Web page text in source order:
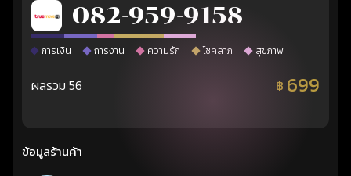
082-959-9158
การเงิน การงาน ความรัก โชคลาภ สุขภาพ
ผลรวม 56 ฿ 699
ข้อมูลร้านค้า